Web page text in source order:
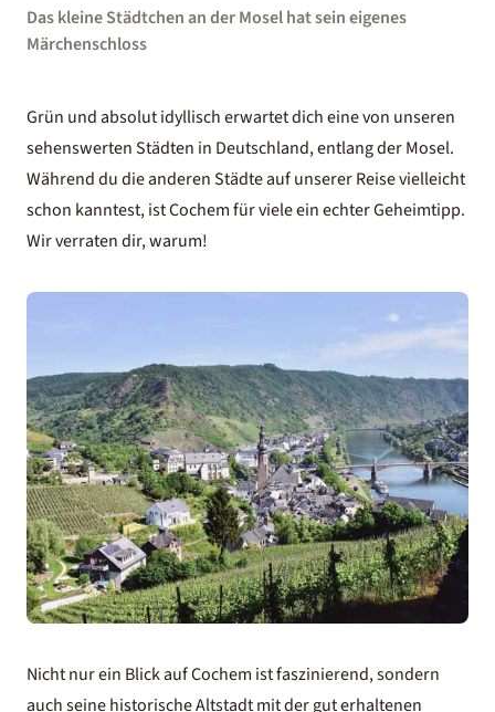
Das kleine Städtchen an der Mosel hat sein eigenes
Märchenschloss
Grün und absolut idyllisch erwartet dich eine von unseren
sehenswerten Städten in Deutschland, entlang der Mosel.
Während du die anderen Städte auf unserer Reise vielleicht
schon kanntest, ist Cochem für viele ein echter Geheimtipp.
Wir verraten dir, warum!
Nicht nur ein Blick auf Cochem ist faszinierend, sondern
auch seine historische Altstadt mit der gut erhaltenen